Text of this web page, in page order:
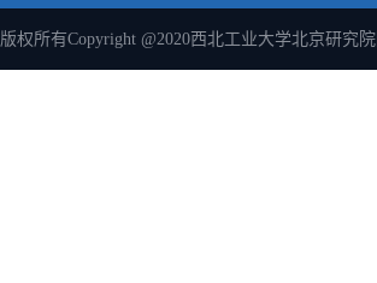
版权所有Copyright @2020西北工业大学北京研究院